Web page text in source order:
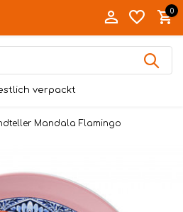
0
verpackt
Mandala Flamingo